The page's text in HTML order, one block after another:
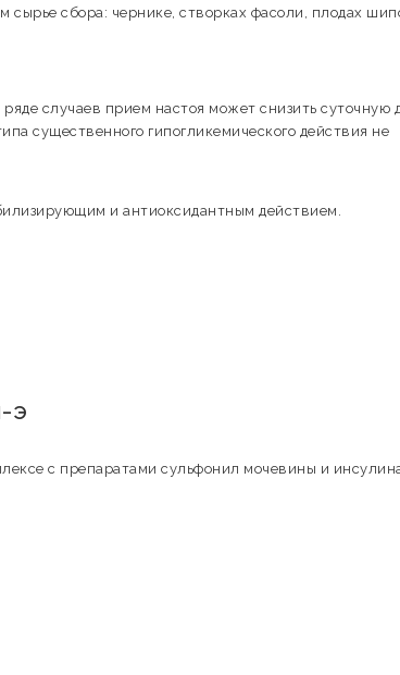
сырье сбора: чернике, створках фасоли, плодах
случаев прием настоя может снизить суточную
существенного гипогликемического действия не
и антиоксидантным действием.
э
с препаратами сульфонил мочевины и